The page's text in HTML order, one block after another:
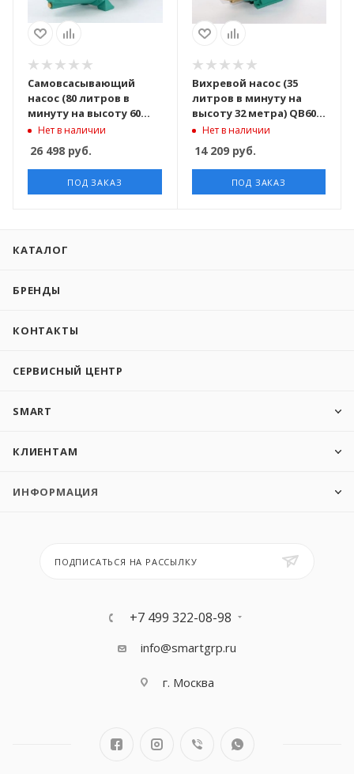
Самовсасывающий
насос (80 литров в
минуту на высоту 60
метров) JET150 TAIFU
Нет в наличии
26 498 руб.
ПОД ЗАКАЗ
Вихревой насос (35
литров в минуту на
высоту 32 метра) QB60-
Bz TAIFU
Нет в наличии
14 209руб.
ПОД ЗАКАЗ
КАТАЛОГ
БРЕНДЫ
КОНТАКТЫ
СЕРВИСНЫЙ ЦЕНТР
SMART
КЛИЕНТАМ
ИНФОРМАЦИЯ
ПОДПИСАТЬСЯ НА РАССЫЛКУ
+7 499 322-08-98
info@smartgrp.ru
г. Москва